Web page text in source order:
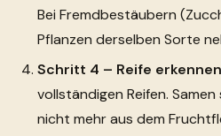
Bei Fremdbestäubern
Pflanzen derselben Sorte
Schritt 4 – Reife
vollständigen Reifen.
nicht mehr aus dem